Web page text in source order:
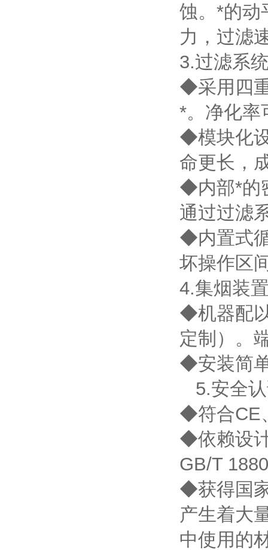
蚀。*的动
力，过滤
3.过滤系
◆采用四
*。净化率
◆模块化
命更长，
◆内部*的
通过过滤
◆内置式
坏操作区
4.集烟装
◆机器配
定制）。
◆安装简
5.安全
◆符合CE
◆依赖设
GB/T
◆获得国
产生着大
中使用的